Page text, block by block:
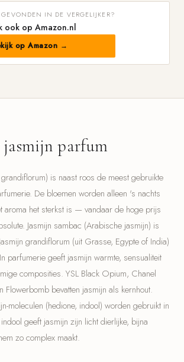
IN DE VERGELIJKER?
ook op Amazon.nl
op Amazon →
jasmijn parfum
is naast roos de meest gebruikte
De bloemen worden alleen 's nachts
aroma het sterkst is — vandaar de hoge prijs
Jasmijn sambac (Arabische jasmijn) is
grandiflorum (uit Grasse, Egypte of India)
parfumerie geeft jasmijn warmte, sensualiteit
composities. YSL Black Opium, Chanel
Flowerbomb bevatten jasmijn als kernhout.
moleculen (hedione, indool) worden gebruikt in
geeft jasmijn zijn licht dierlijke, bijna
zo complex maakt.